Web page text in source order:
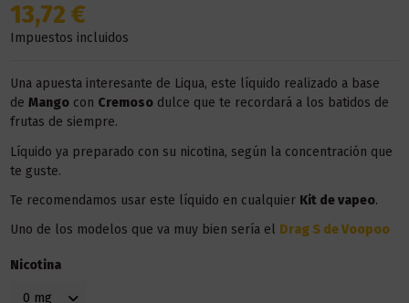
13,72 €
Impuestos incluidos
Una apuesta interesante de Liqua, este líquido realizado a base
de Mangocon Cremosodulce que te recordará a los batidos de
frutas de siempre.
Líquido ya preparado con su nicotina, según la concentración que
te guste.
Te recomendamos usar este líquido en cualquier Kit de vapeo.
Uno de los modelos que va muy bien sería el Drag S de Voopoo
Nicotina